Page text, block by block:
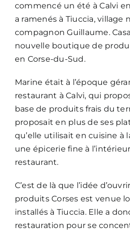
commencé un été à Calvi
a ramenés à Tiuccia, village
compagnon Guillaume.
nouvelle boutique de
en Corse-du-Sud.
Marine était à l’époque
restaurant à Calvi, qui
base de produits frais du
proposait en plus de ses
qu’elle utilisait en cuisine à
une épicerie fine à
restaurant.
C’est de là que l’idée
produits Corses est venue
installés à Tiuccia. Elle a
restauration pour se